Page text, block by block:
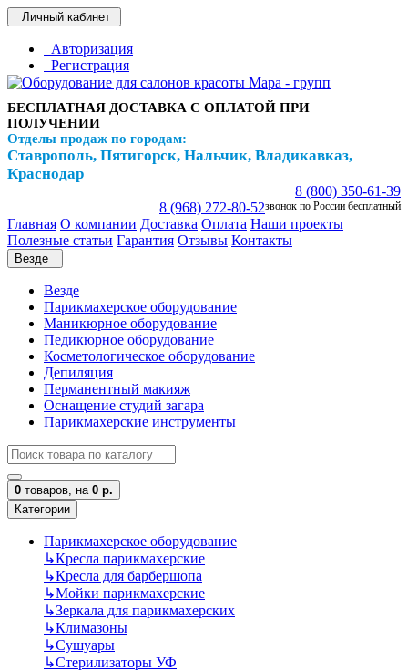
Личный кабинет
Авторизация
Регистрация
БЕСПЛАТНАЯ ДОСТАВКА С ОПЛАТОЙ ПРИ
ПОЛУЧЕНИИ
Отделы продаж по городам:
Ставрополь, Пятигорск, Нальчик, Владикавказ,
Краснодар
8 (800) 350-61-39
звонок по России бесплатный
8 (968) 272-80-52
Главная О компании Доставка Оплата Наши проекты
Полезные статьи Гарантия Отзывы Контакты
Везде
Везде
Парикмахерское оборудование
Маникюрное оборудование
Педикюрное оборудование
Косметологическое оборудование
Депиляция
Перманентный макияж
Оснащение студий загара
Парикмахерские инструменты
0 товаров, на 0 р.
Категории
Парикмахерское оборудование
↳Кресла парикмахерские
↳Кресла для барбершопа
↳Мойки парикмахерские
↳Зеркала для парикмахерских
↳Климазоны
↳Сушуары
↳Стерилизаторы УФ